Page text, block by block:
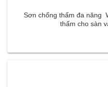
Sơn chống thấm đa năng
thấm cho sàn